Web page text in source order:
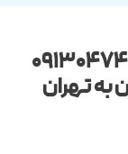
به تهران ⭐09130474090
تهران